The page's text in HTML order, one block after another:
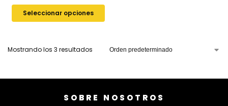
Seleccionar opciones
Mostrando los 3 resultados
SOBRE NOSOTROS